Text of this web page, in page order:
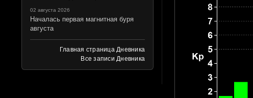
02 августа 2026
Началась первая магнитная буря
августа
Главная страница Дневника
Все записи Дневника